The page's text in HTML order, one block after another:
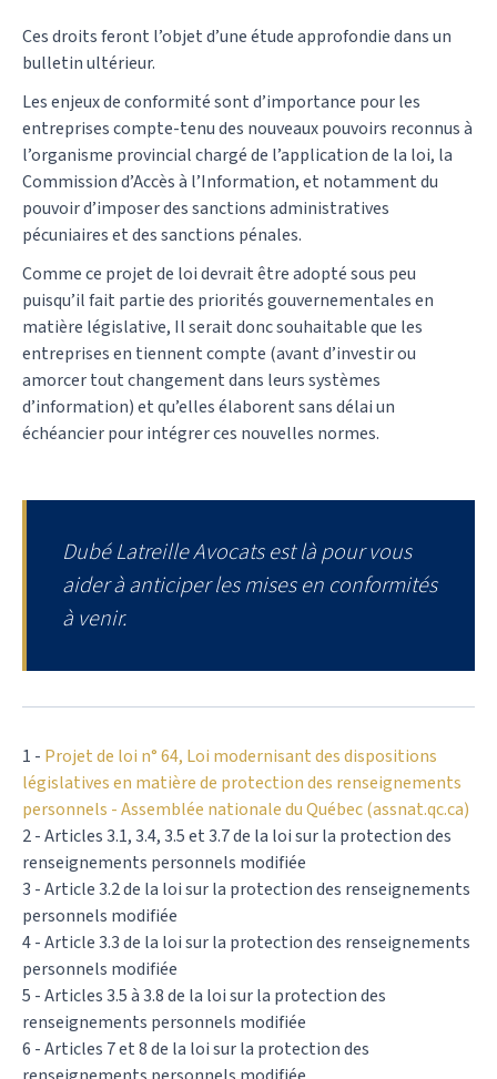
Ces droits feront l’objet d’une étude approfondie dans un
bulletin ultérieur.
Les enjeux de conformité sont d’importance pour les
entreprises compte-tenu des nouveaux pouvoirs reconnus à
l’organisme provincial chargé de l’application de la loi, la
Commission d’Accès à l’Information, et notamment du
pouvoir d’imposer des sanctions administratives
pécuniaires et des sanctions pénales.
Comme ce projet de loi devrait être adopté sous peu
puisqu’il fait partie des priorités gouvernementales en
matière législative, Il serait donc souhaitable que les
entreprises en tiennent compte (avant d’investir ou
amorcer tout changement dans leurs systèmes
d’information) et qu’elles élaborent sans délai un
échéancier pour intégrer ces nouvelles normes.
Dubé Latreille Avocats est là pour vous
aider à anticiper les mises en conformités
à venir.
1 - Projet de loi n° 64, Loi modernisant des dispositions
législatives en matière de protection des renseignements
personnels - Assemblée nationale du Québec (assnat.qc.ca)
2 - Articles 3.1, 3.4, 3.5 et 3.7 de la loi sur la protection des
renseignements personnels modifiée
3 - Article 3.2 de la loi sur la protection des renseignements
personnels modifiée
4 - Article 3.3 de la loi sur la protection des renseignements
personnels modifiée
5 - Articles 3.5 à 3.8 de la loi sur la protection des
renseignements personnels modifiée
6 - Articles 7 et 8 de la loi sur la protection des